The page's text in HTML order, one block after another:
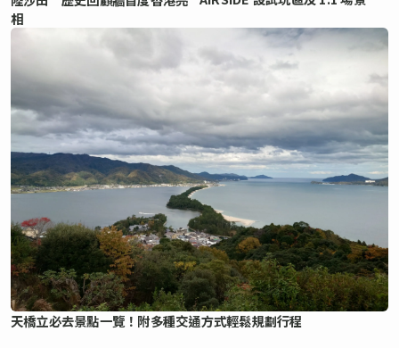
相
天橋立必去景點一覽！附多種交通方式輕鬆規劃行程